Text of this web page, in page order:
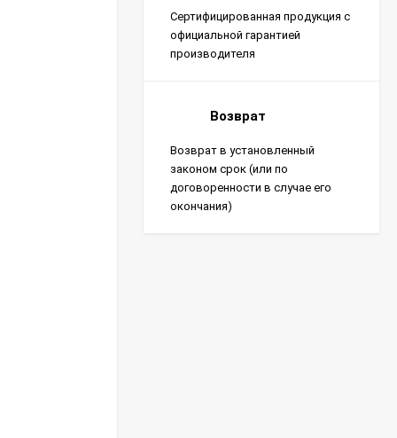
Сертифицированная продукция с
официальной гарантией
производителя
Возврат
Возврат в установленный
законом срок (или по
договоренности в случае его
окончания)